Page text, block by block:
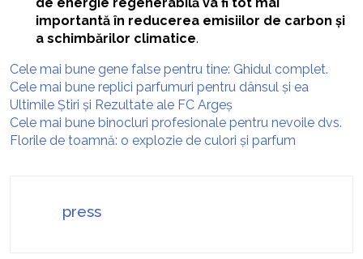
importantă în reducerea emisiilor de carbon și
a schimbărilor climatice.
Cele mai bune gene false pentru tine: Ghidul complet.
Cele mai bune replici parfumuri pentru dânsul și ea
Ultimile Știri și Rezultate ale FC Argeș
Cele mai bune binocluri profesionale pentru nevoile dvs.
Florile de toamnă: o explozie de culori și parfum
press